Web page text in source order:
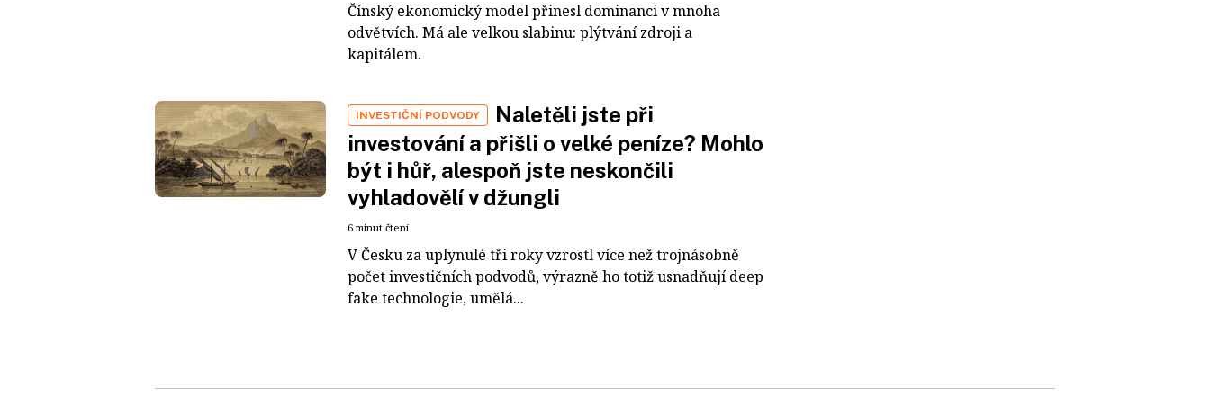
Čínský ekonomický model přinesl dominanci v mnoha
odvětvích. Má ale velkou slabinu: plýtvání zdroji a
kapitálem.
INVESTIČNÍ PODVODY
Naletěli jste při
investování a přišli o velké peníze? Mohlo
být i hůř, alespoň jste neskončili
vyhladovělí v džungli
6 minut čtení
V Česku za uplynulé tři roky vzrostl více než trojnásobně
počet investičních podvodů, výrazně ho totiž usnadňují deep
fake technologie, umělá...